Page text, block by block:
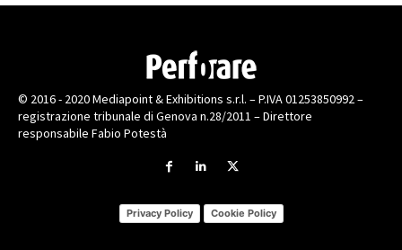
© 2016 - 2020 Mediapoint & Exhibitions s.r.l. – P.IVA 01253850992 –
registrazione tribunale di Genova n.28/2011 – Direttore
responsabile Fabio Potestà
Privacy Policy Cookie Policy